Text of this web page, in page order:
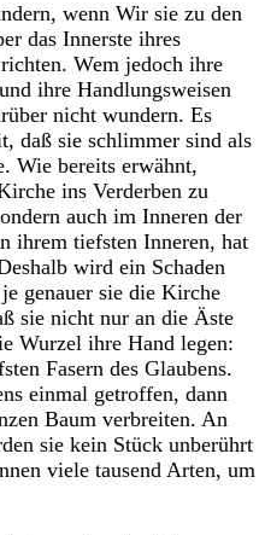
wenn Wir sie zu den
das Innerste ihres
Wem jedoch ihre
ihre Handlungsweisen
nicht wundern. Es
daß sie schlimmer sind als
Wie bereits erwähnt,
ins Verderben zu
auch im Inneren der
ihrem tiefsten Inneren, hat
wird ein Schaden
genauer sie die Kirche
sie nicht nur an die Äste
Wurzel ihre Hand legen:
Fasern des Glaubens.
einmal getroffen, dann
Baum verbreiten. An
sie kein Stück unberührt
viele tausend Arten, um